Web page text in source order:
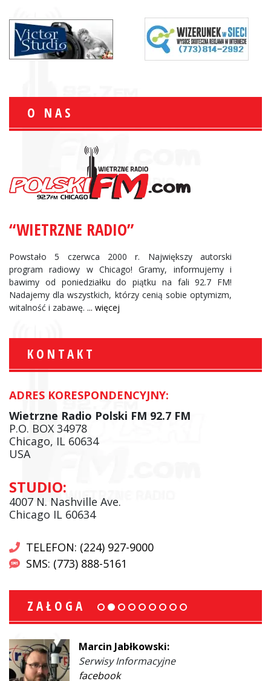
O NAS
“WIETRZNE RADIO”
Powstało 5 czerwca 2000 r. Największy autorski
program radiowy w Chicago! Gramy, informujemy i
bawimy od poniedziałku do piątku na fali 92.7 FM!
Nadajemy dla wszystkich, którzy cenią sobie optymizm,
witalność i zabawę. ... więcej
KONTAKT
ADRES KORESPONDENCYJNY:
Wietrzne Radio Polski FM 92.7 FM
P.O. BOX 34978
Chicago, IL 60634
USA
STUDIO:
4007 N. Nashville Ave.
Chicago IL 60634
TELEFON: (224) 927-9000
SMS: (773) 888-5161
ZAŁOGA
Marcin Jabłkowski:
Serwisy Informacyjne
facebook